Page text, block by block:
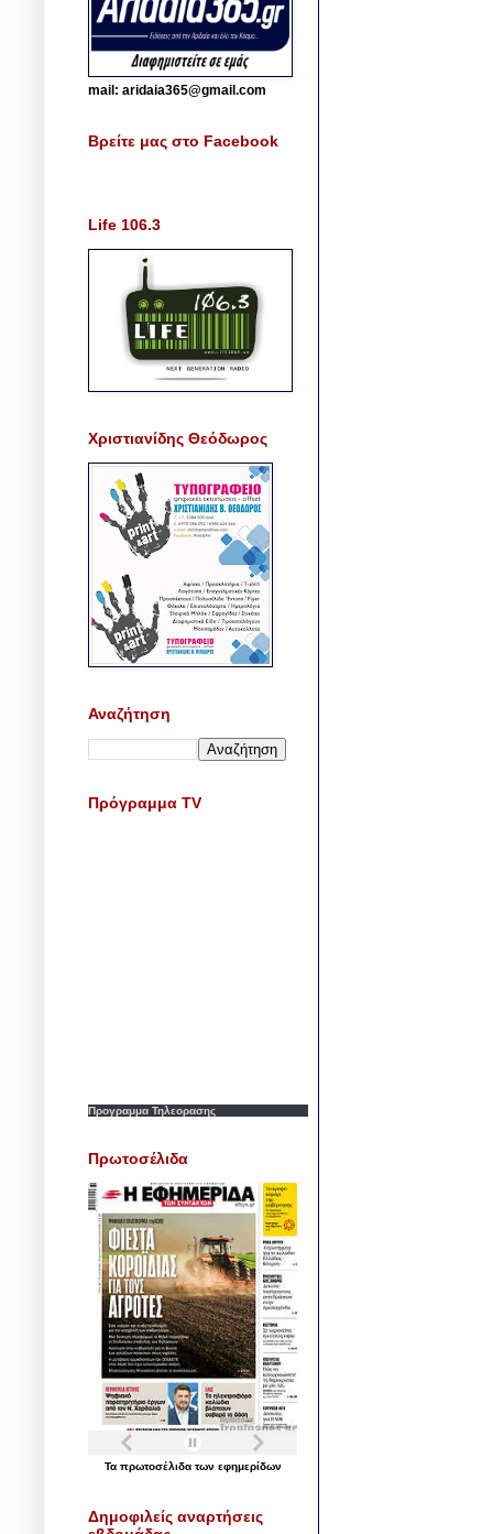
mail: aridaia365@gmail.com
Βρείτε μας στο Facebook
Life 106.3
Χριστιανίδης Θεόδωρος
Αναζήτηση
Πρόγραμμα TV
Προγραμμα Τηλεορασης
Πρωτοσέλιδα
Τα πρωτοσέλιδα των εφημερίδων
Δημοφιλείς αναρτήσεις